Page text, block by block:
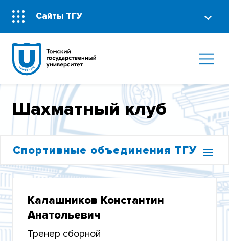
Сайты ТГУ
Шахматный клуб
Спортивные объединения ТГУ
КЛУБ АКВАЛАНГИСТОВ «СКАТ»
АЛЬПИНИСТСКИЙ КЛУБ
Калашников Константин
Анатольевич
Тренер сборной